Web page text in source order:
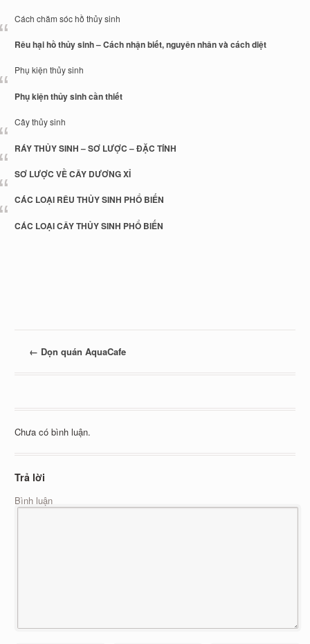
Cách chăm sóc hồ thủy sinh
Rêu hại hồ thủy sinh – Cách nhận biết, nguyên nhân và cách diệt
Phụ kiện thủy sinh
Phụ kiện thủy sinh cần thiết
Cây thủy sinh
RÁY THỦY SINH – SƠ LƯỢC – ĐẶC TÍNH
SƠ LƯỢC VỀ CÂY DƯƠNG XỈ
CÁC LOẠI RÊU THỦY SINH PHỔ BIẾN
CÁC LOẠI CÂY THỦY SINH PHỔ BIẾN
← Dọn quán AquaCafe
Chưa có bình luận.
Trả lời
Bình luận